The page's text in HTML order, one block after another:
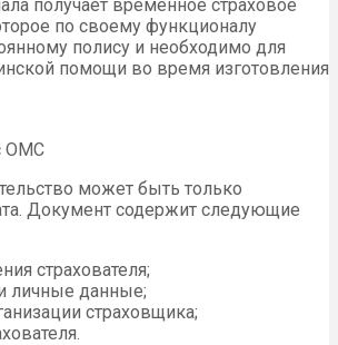
получает временное страховое
по своему функционалу
полису и необходимо для
помощи во время изготовления
ОМС
может быть только
Документ содержит следующие
страхователя;
личные данные;
страховщика;